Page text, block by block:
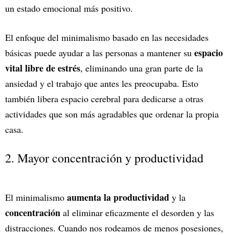
un estado emocional más positivo.
El enfoque del minimalismo basado en las necesidades
básicas puede ayudar a las personas a mantener su espacio
vital libre de estrés, eliminando una gran parte de la
ansiedad y el trabajo que antes les preocupaba. Esto
también libera espacio cerebral para dedicarse a otras
actividades que son más agradables que ordenar la propia
casa.
2. Mayor concentración y productividad
El minimalismo aumenta la productividad y la
concentración al eliminar eficazmente el desorden y las
distracciones. Cuando nos rodeamos de menos posesiones,